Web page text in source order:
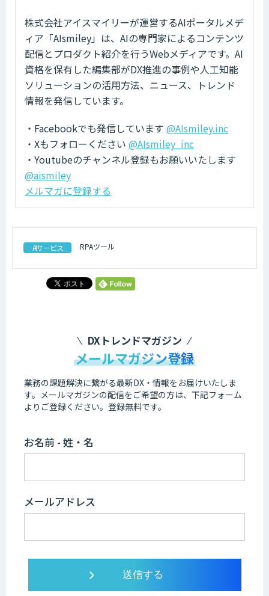
株式会社アイスマイリーが運営するAIポータルメデ
ィア「AIsmiley」は、AIの専門家によるコンテンツ
配信とプロダクト紹介を行うWebメディアです。AI
資格を保有した編集部がDX推進の事例や人工知能
ソリューションの活用方法、ニュース、トレンド
情報を発信しています。
・Facebookでも発信しています @AIsmiley.inc
・Xもフォローください @AIsmiley_inc
・Youtubeのチャンネル登録もお願いいたします
@aismiley
メルマガに登録する
AIサービス RPAツール
DXトレンドマガジン
メールマガジン登録
業務の課題解決に繋がる最新DX・情報をお届けいたしま
す。 メールマガジンの配信をご希望の方は、下記フォーム
よりご登録ください。登録無料です。
お名前 - 姓・名
メールアドレス